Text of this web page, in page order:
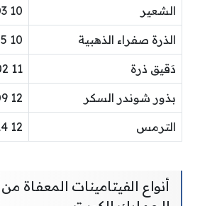
الشعير 10 03 00 00
الذرة صفراء الذهبية 10 05 90 10
دَقيق ذرة 11 02 20 00
بذور شوندر السكر 12 09 10 00
الترمس 12 14 90 10
أنواع الفيتامينات المعفاة